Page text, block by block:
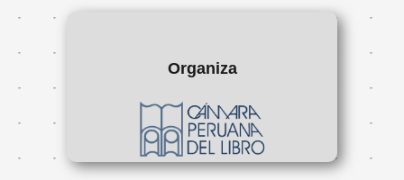
Organiza